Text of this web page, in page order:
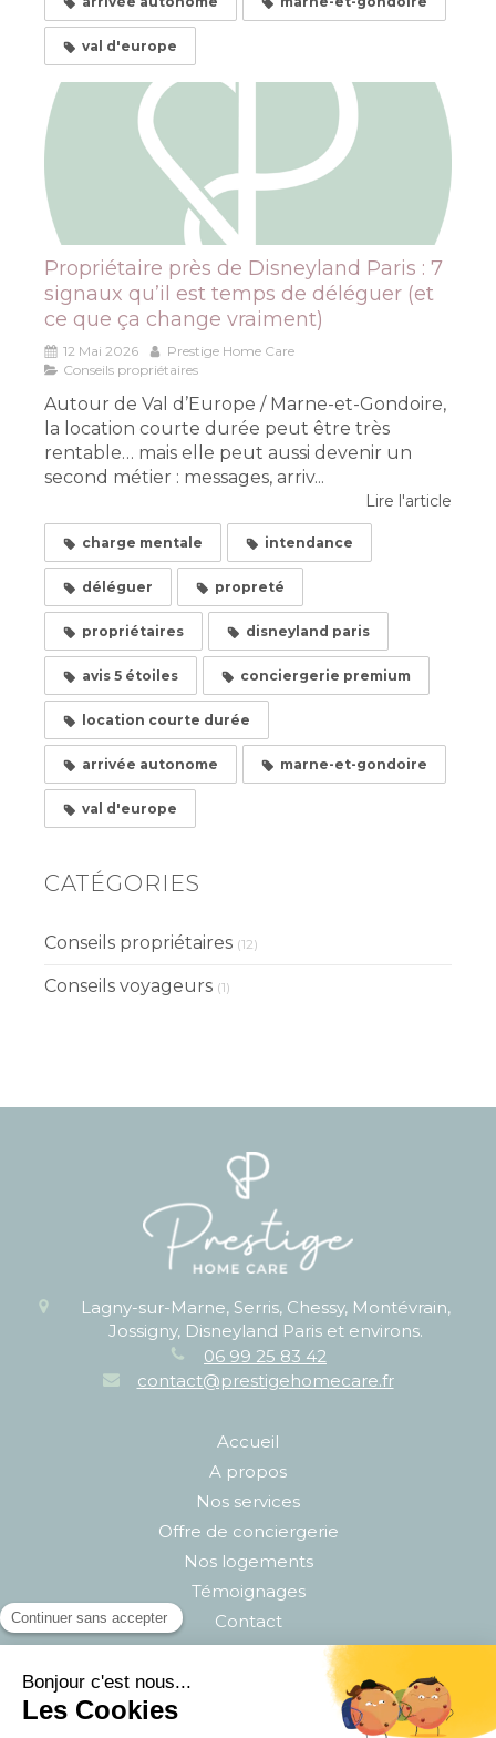
val d'europe
Propriétaire près de Disneyland Paris : 7
signaux qu’il est temps de déléguer (et
ce que ça change vraiment)
12 Mai 2026
Prestige Home Care
Conseils propriétaires
Autour de Val d’Europe / Marne-et-Gondoire,
la location courte durée peut être très
rentable… mais elle peut aussi devenir un
second métier : messages, arriv...
Lire l'article
charge mentale intendance
déléguer propreté
propriétaires disneyland paris
avis 5 étoiles conciergerie premium
location courte durée
arrivée autonome marne-et-gondoire
val d'europe
CATÉGORIES
Conseils propriétaires (12)
Conseils voyageurs (1)
Lagny-sur-Marne, Serris, Chessy, Montévrain,
Jossigny, Disneyland Paris et environs.
06 99 25 83 42
contact@prestigehomecare.fr
Accueil
A propos
Nos services
Offre de conciergerie
Nos logements
Témoignages
Contact
Blog